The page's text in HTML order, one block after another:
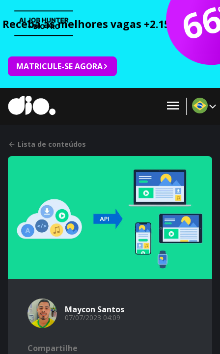
Receba as melhores vagas +2.150 cursos
MATRICULE-SE AGORA
Lista de conteúdos
Maycon Santos
07/07/2023 04:09
Compartilhe